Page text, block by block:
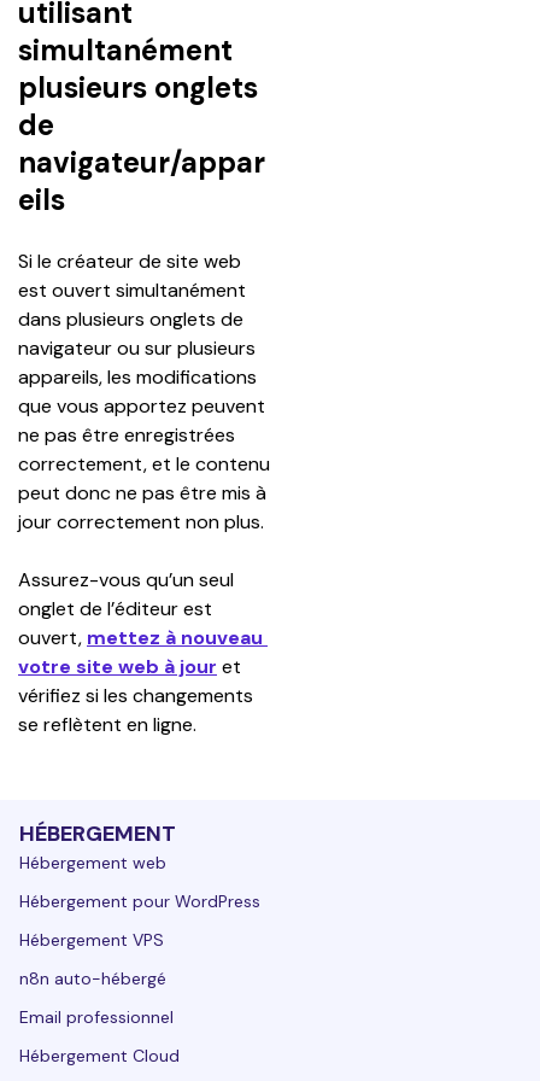
utilisant
simultanément
plusieurs onglets
de
navigateur/appar
eils
Si le créateur de site web
est ouvert simultanément
dans plusieurs onglets de
navigateur ou sur plusieurs
appareils, les modifications
que vous apportez peuvent
ne pas être enregistrées
correctement, et le contenu
peut donc ne pas être mis à
jour correctement non plus.
Assurez-vous qu’un seul
onglet de l’éditeur est
ouvert, mettez à nouveau
votre site web à jour et
vérifiez si les changements
se reflètent en ligne.
HÉBERGEMENT
Hébergement web
Hébergement pour WordPress
Hébergement VPS
n8n auto-hébergé
Email professionnel
Hébergement Cloud